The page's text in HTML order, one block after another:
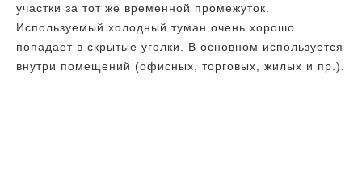
участки за тот же временной промежуток.
Используемый холодный туман очень хорошо
попадает в скрытые уголки. В основном используется
внутри помещений (офисных, торговых, жилых и пр.).